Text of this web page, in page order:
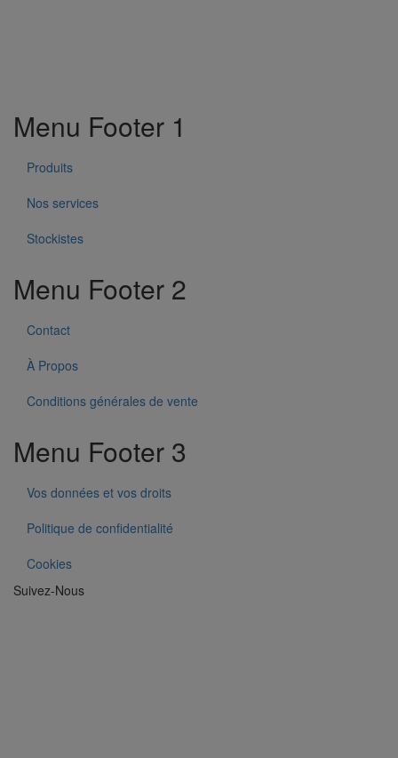
Menu Footer 1
Produits
Nos services
Stockistes
Menu Footer 2
Contact
À Propos
Conditions générales de vente
Menu Footer 3
Vos données et vos droits
Politique de confidentialité
Cookies
Suivez-Nous